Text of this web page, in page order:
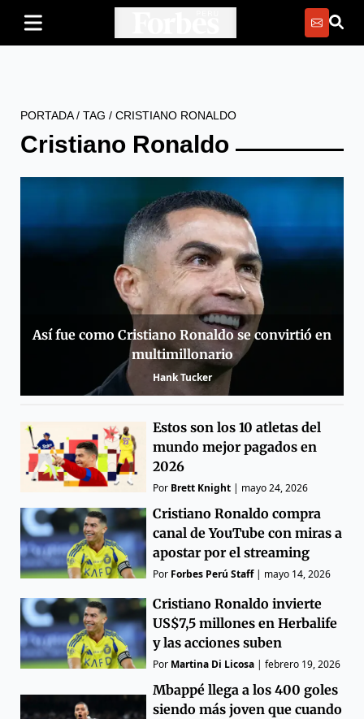
PORTADA/ TAG / CRISTIANO RONALDO
Cristiano Ronaldo
Así fue como Cristiano Ronaldo se convirtió en
multimillonario
Hank Tucker
Estos son los 10 atletas del
mundo mejor pagados en
2026
Por Brett Knight | mayo 24, 2026
Cristiano Ronaldo compra
canal de YouTube con miras a
apostar por el streaming
Por Forbes Perú Staff| mayo 14, 2026
Cristiano Ronaldo invierte
US$7,5 millones en Herbalife
y las acciones suben
Por Martina Di Licosa |febrero 19, 2026
Mbappé llega a los 400 goles
siendo más joven que cuando